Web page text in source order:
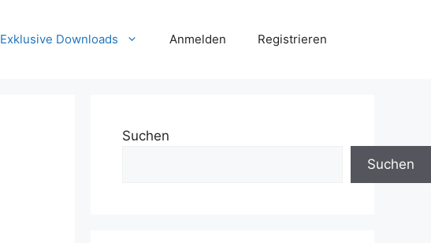
Exklusive Downloads Anmelden Registrieren
Suchen
Suchen